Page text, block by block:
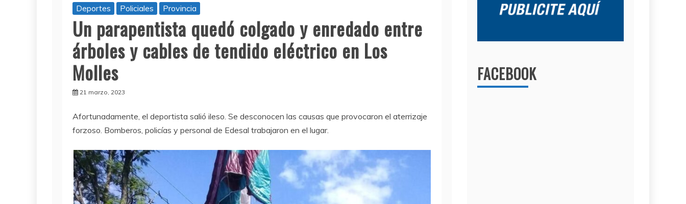
Deportes Policiales Provincia
Un parapentista quedó colgado y enredado entre
árboles y cables de tendido eléctrico en Los
Molles
21 marzo, 2023
Afortunadamente, el deportista salió ileso. Se desconocen las causas que provocaron el aterrizaje
forzoso. Bomberos, policías y personal de Edesal trabajaron en el lugar.
FACEBOOK